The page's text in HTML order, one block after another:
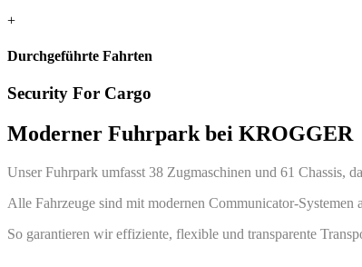
+
Durchgeführte Fahrten
Security For Cargo
Moderner Fuhrpark bei KROGGER
Unser Fuhrpark umfasst 38 Zugmaschinen und 61 Chassis,
Alle Fahrzeuge sind mit modernen Communicator-Systemen
So garantieren wir effiziente, flexible und transparente